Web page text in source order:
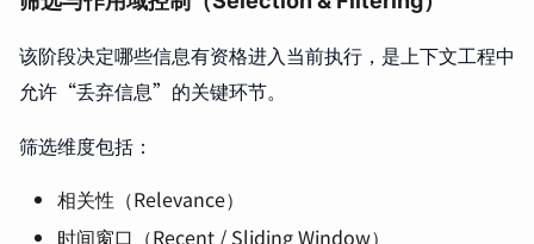
该阶段决定哪些信息有资格进入当前执行，是上下文工程中
允许“丢弃信息”的关键环节。
筛选维度包括：
相关性（Relevance）
时间窗口（Recent / Sliding Window）